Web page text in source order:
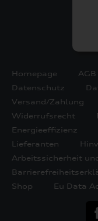
Homepage
Datenschutz
Versand/Zahlung
Widerrufsrecht
Energieeffizienz
Lieferanten
Arbeitssicherheit
Shop
Eu Data